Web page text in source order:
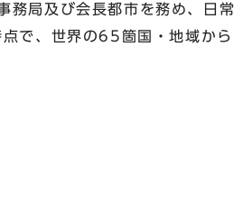
務局及び会長都市を務め、日常
で、世界の65箇国・地域から